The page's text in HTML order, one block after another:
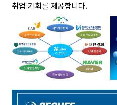
취업 기회를 제공합니다.